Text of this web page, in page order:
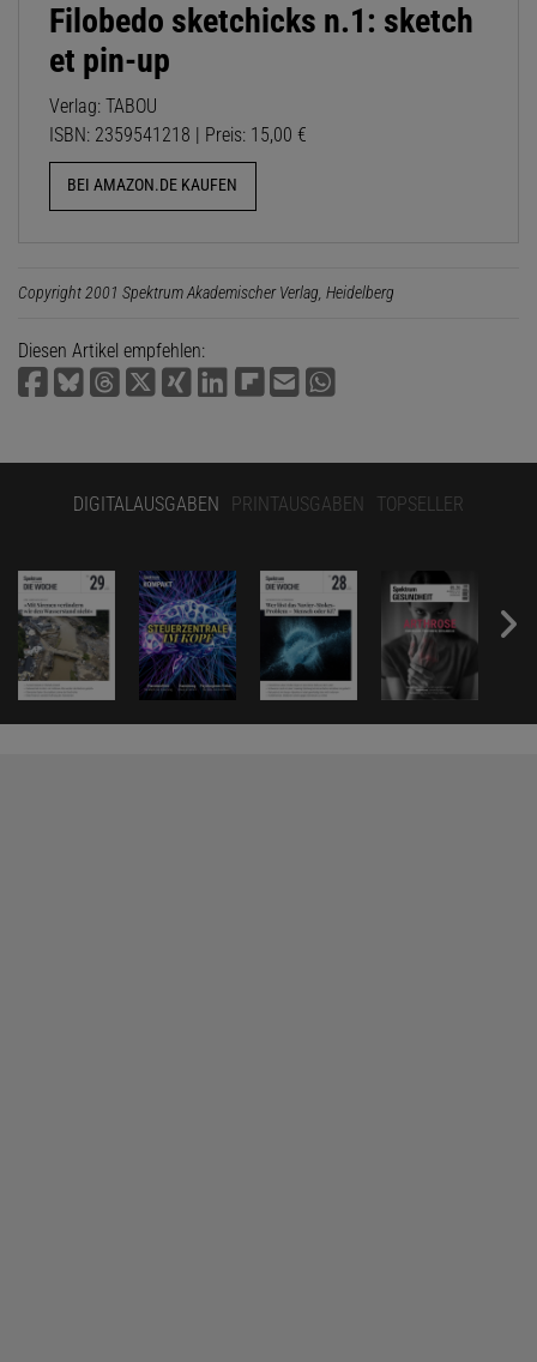
Filobedo sketchicks n.1: sketch
et pin-up
Verlag: TABOU
ISBN: 2359541218 | Preis: 15,00 €
BEI AMAZON.DE KAUFEN
Copyright 2001 Spektrum Akademischer Verlag, Heidelberg
Diesen Artikel empfehlen:
DIGITALAUSGABEN PRINTAUSGABEN TOPSELLER